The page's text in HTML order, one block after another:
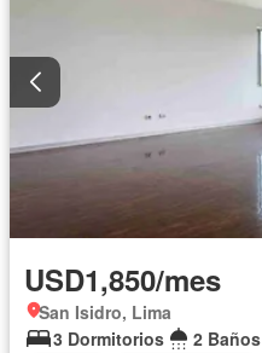
USD1,850/mes
San Isidro, Lima
3 Dormitorios
2 Baños